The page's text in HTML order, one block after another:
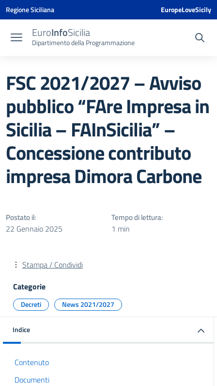
Vai ai contenuti
Vai al menu di navigazione
Vai al footer
Vai al banner delle Cookie Policy
Regione Siciliana EuropeLoveSicily
EuroInfoSicilia
Dipartimento della Programmazione
FSC 2021/2027 – Avviso
pubblico “FAre Impresa in
Sicilia – FAInSicilia” –
Concessione contributo
impresa Dimora Carbone
Postato il:
22 Gennaio 2025
Tempo di lettura:
1 min
Stampa / Condividi
Categorie
Decreti News 2021/2027
Indice
Contenuto
Documenti